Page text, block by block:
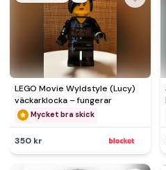
LEGO Movie Wyldstyle (Lucy)
väckarklocka – fungerar
Mycket bra skick
350 kr